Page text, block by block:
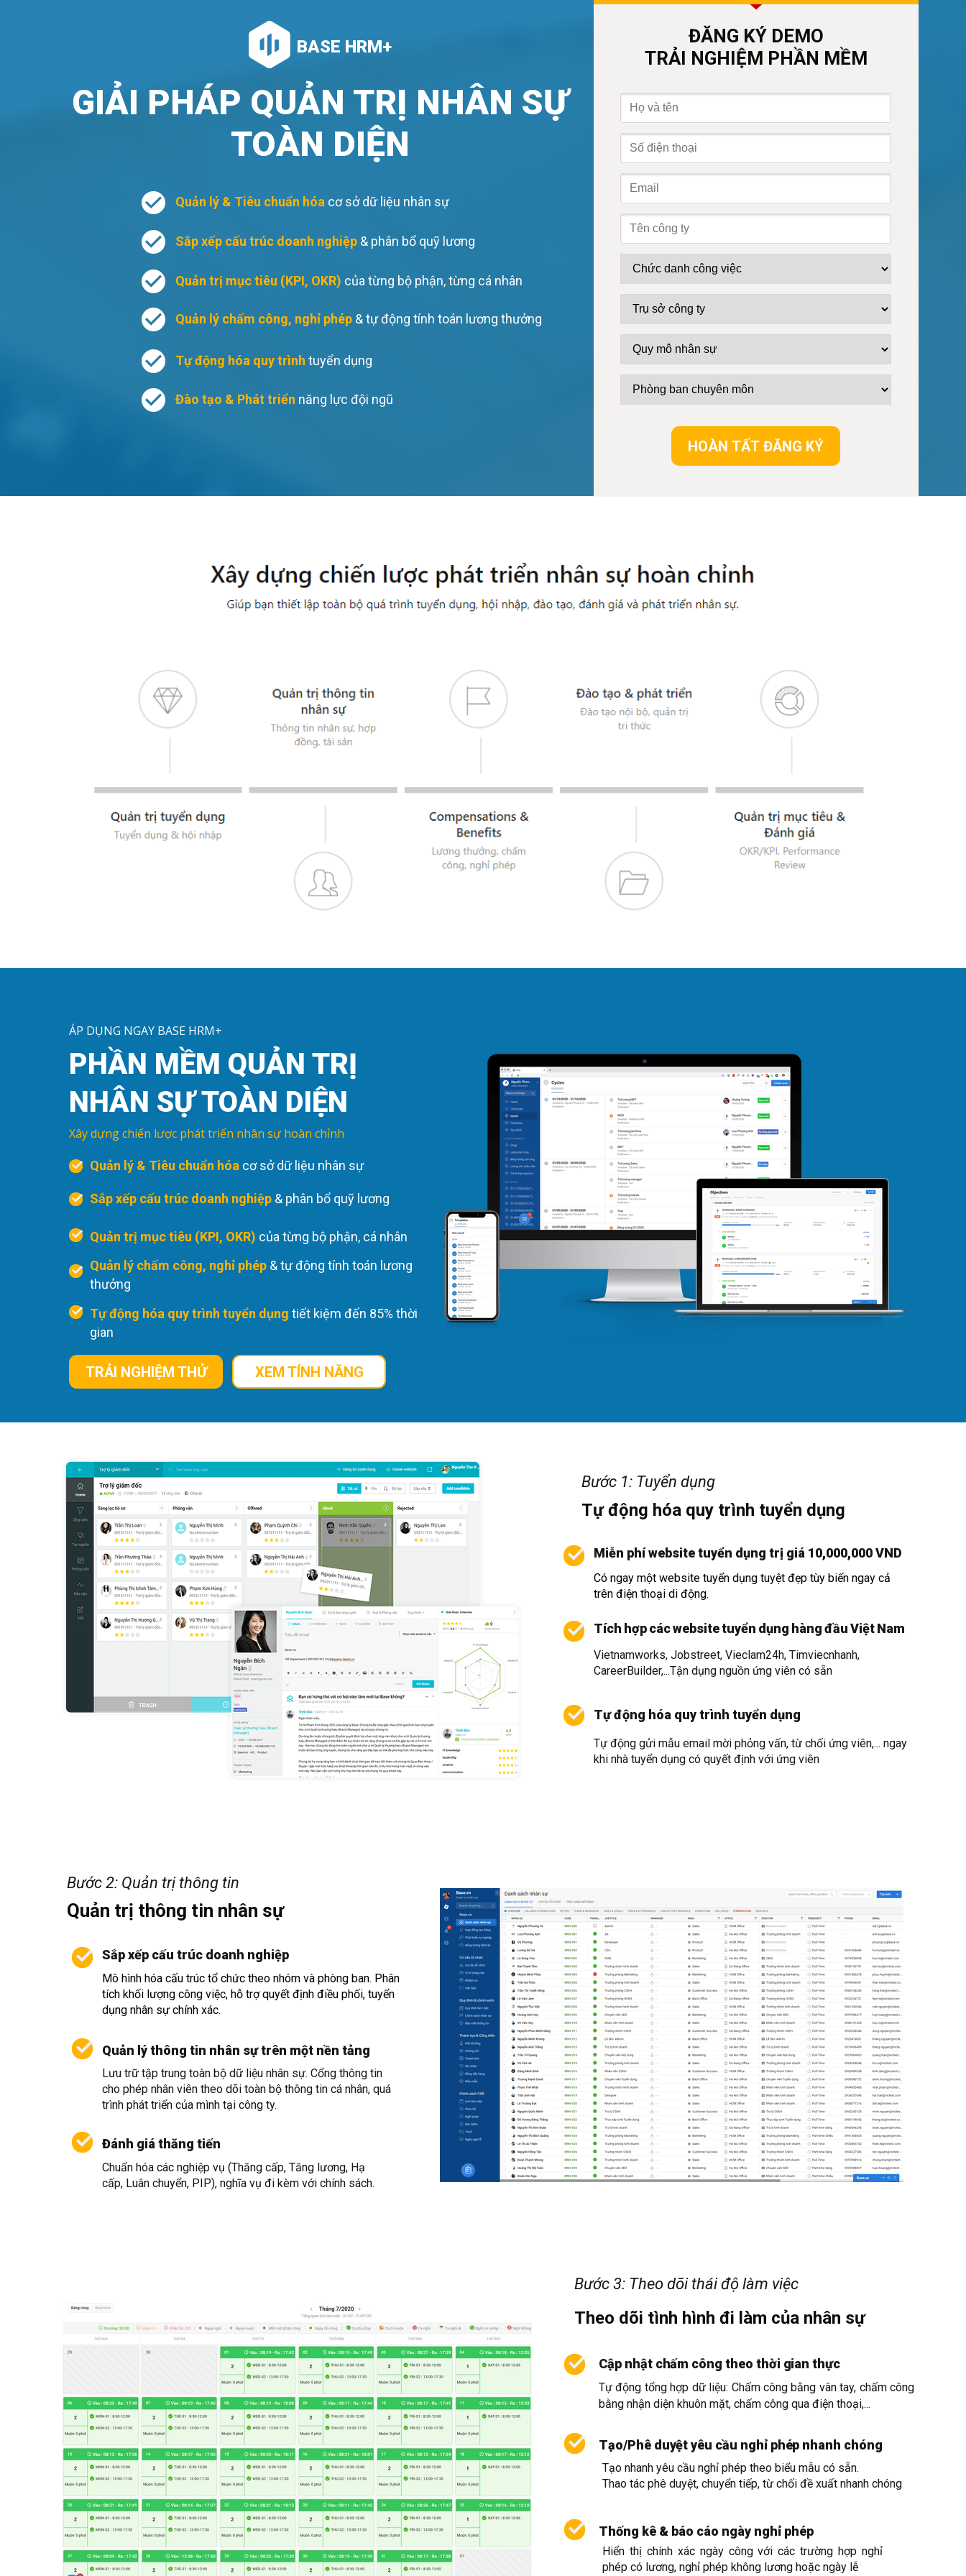
GIẢI PHÁP QUẢN TRỊ NHÂN SỰ
TOÀN DIỆN
Tự động hóa quy trình tuyển dụng
Quản lý & Tiêu chuẩn hóa cơ sở dữ liệu nhân sự
TRẢI NGHIỆM PHẦN MỀM
HOÀN TẤT ĐĂNG KÝ
ĐĂNG KÝ DEMO
BASE HRM+
Theo dõi tình hình đi làm của nhân sự
PHẦN MỀM QUẢN TRỊ
NHÂN SỰ TOÀN DIỆN
ÁP DỤNG NGAY BASE HRM+
Quản lý & Tiêu chuẩn hóa cơ sở dữ liệu nhân sự
Quản lý chấm công, nghỉ phép & tự động tính toán lương
thưởng
Sắp xếp cấu trúc doanh nghiệp & phân bổ quỹ lương
Quản trị mục tiêu (KPI, OKR) của từng bộ phận, cá nhân
TRẢI NGHIỆM THỬ XEM TÍNH NĂNG
Quản lý chấm công, nghỉ phép & tự động tính toán lương thưởng
Xây dựng chiến lược phát triển nhân sự hoàn chỉnh
Sắp xếp cấu trúc doanh nghiệp & phân bổ quỹ lương
Quản trị mục tiêu (KPI, OKR) của từng bộ phận, từng cá nhân
Tự động hóa quy trình tuyển dụng tiết kiệm đến 85% thời
gian
Vietnamworks, Jobstreet, Vieclam24h, Timviecnhanh,
CareerBuilder,...Tận dụng nguồn ứng viên có sẵn
Miễn phí website tuyển dụng trị giá 10,000,000 VND
Tích hợp các website tuyển dụng hàng đầu Việt Nam
Tự động hóa quy trình tuyển dụng
Tự động gửi mẫu email mời phỏng vấn, từ chối ứng viên,... ngay
khi nhà tuyển dụng có quyết định với ứng viên
Có ngay một website tuyển dụng tuyệt đẹp tùy biến ngay cả
trên điện thoại di động.
Quản trị thông tin nhân sự
Lưu trữ tập trung toàn bộ dữ liệu nhân sự. Cổng thông tin
cho phép nhân viên theo dõi toàn bộ thông tin cá nhân, quá
trình phát triển của mình tại công ty.
Sắp xếp cấu trúc doanh nghiệp
Quản lý thông tin nhân sự trên một nền tảng
Đánh giá thăng tiến
Mô hình hóa cấu trúc tổ chức theo nhóm và phòng ban. Phân
tích khối lượng công việc, hỗ trợ quyết định điều phối, tuyển
dụng nhân sự chính xác.
Chuẩn hóa các nghiệp vụ (Thăng cấp, Tăng lương, Hạ
cấp, Luân chuyển, PIP), nghĩa vụ đi kèm với chính sách.
Bước 1: Tuyển dụng
Bước 2: Quản trị thông tin
Bước 3: Theo dõi thái độ làm việc
Tự động tổng hợp dữ liệu: Chấm công bằng vân tay, chấm công
bằng nhận diện khuôn mặt, chấm công qua điện thoại,...
Tạo nhanh yêu cầu nghỉ phép theo biểu mẫu có sẵn.
Thao tác phê duyệt, chuyển tiếp, từ chối đề xuất nhanh chóng
Hiển thị chính xác ngày công với các trường hợp nghỉ
phép có lương, nghỉ phép không lương hoặc ngày lễ
Cập nhật chấm công theo thời gian thực
Tạo/Phê duyệt yêu cầu nghỉ phép nhanh chóng
Thống kê & báo cáo ngày nghỉ phép
Tự động hóa quy trình tuyển dụng
Đào tạo & Phát triển năng lực đội ngũ